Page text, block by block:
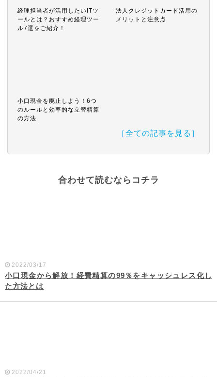
経理担当者が活用したいITツ
ールとは？おすすめ経理ツー
ル7選をご紹介！
法人クレジットカード活用の
メリットと注意点
小口現金を廃止しよう！6つ
のルールと効率的な立替精算
の方法
［全ての記事を見る］
合わせて読むならコチラ
2022/03/17
小口現金から解放！経費精算の99％をキャッシュレス化し
た方法とは
2022/04/21